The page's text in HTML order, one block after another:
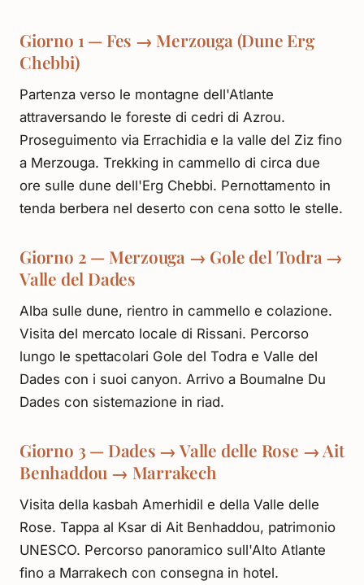
Giorno 1 — Fes → Merzouga (Dune Erg
Chebbi)
Partenza verso le montagne dell'Atlante
attraversando le foreste di cedri di Azrou.
Proseguimento via Errachidia e la valle del Ziz fino
a Merzouga. Trekking in cammello di circa due
ore sulle dune dell'Erg Chebbi. Pernottamento in
tenda berbera nel deserto con cena sotto le stelle.
Giorno 2 — Merzouga → Gole del Todra →
Valle del Dades
Alba sulle dune, rientro in cammello e colazione.
Visita del mercato locale di Rissani. Percorso
lungo le spettacolari Gole del Todra e Valle del
Dades con i suoi canyon. Arrivo a Boumalne Du
Dades con sistemazione in riad.
Giorno 3 — Dades → Valle delle Rose → Ait
Benhaddou → Marrakech
Visita della kasbah Amerhidil e della Valle delle
Rose. Tappa al Ksar di Ait Benhaddou, patrimonio
UNESCO. Percorso panoramico sull'Alto Atlante
fino a Marrakech con consegna in hotel.